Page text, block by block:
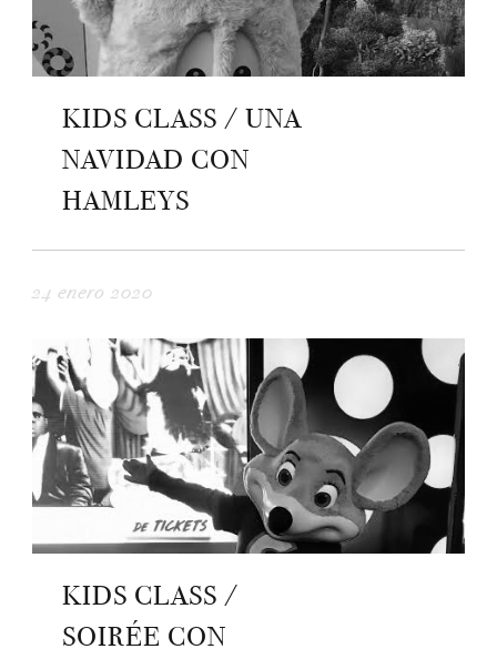
KIDS CLASS / UNA
NAVIDAD CON
HAMLEYS
24 enero 2020
KIDS CLASS /
SOIRÉE CON